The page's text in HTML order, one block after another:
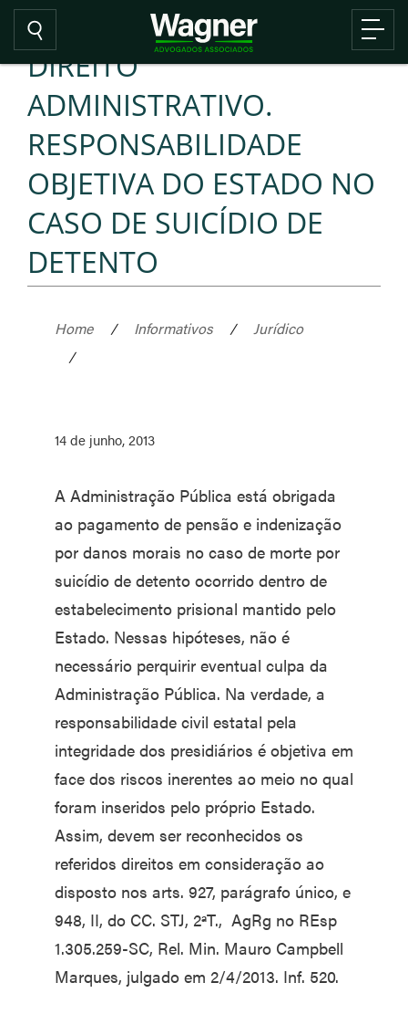
DIREITO
ADMINISTRATIVO.
RESPONSABILIDADE
OBJETIVA DO ESTADO NO
CASO DE SUICÍDIO DE
DETENTO
Home / Informativos /
Jurídico
/
14 de junho, 2013
A Administração Pública está obrigada
ao pagamento de pensão e indenização
por danos morais no caso de morte por
suicídio de detento ocorrido dentro de
estabelecimento prisional mantido pelo
Estado. Nessas hipóteses, não é
necessário perquirir eventual culpa da
Administração Pública. Na verdade, a
responsabilidade civil estatal pela
integridade dos presidiários é objetiva em
face dos riscos inerentes ao meio no qual
foram inseridos pelo próprio Estado.
Assim, devem ser reconhecidos os
referidos direitos em consideração ao
disposto nos arts. 927, parágrafo único, e
948, II, do CC. STJ, 2ªT., AgRg no REsp
1.305.259-SC, Rel. Min. Mauro Campbell
Marques, julgado em 2/4/2013. Inf. 520.